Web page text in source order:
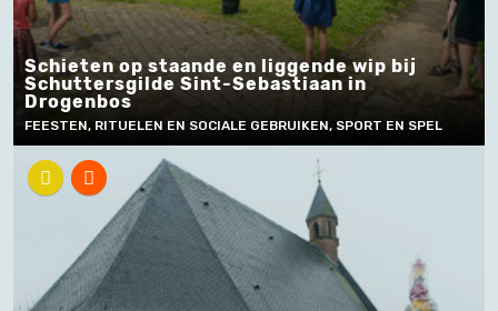
Schieten op staande en liggende wip bij
Schuttersgilde Sint-Sebastiaan in
Drogenbos
FEESTEN, RITUELEN EN SOCIALE GEBRUIKEN, SPORT EN SPEL